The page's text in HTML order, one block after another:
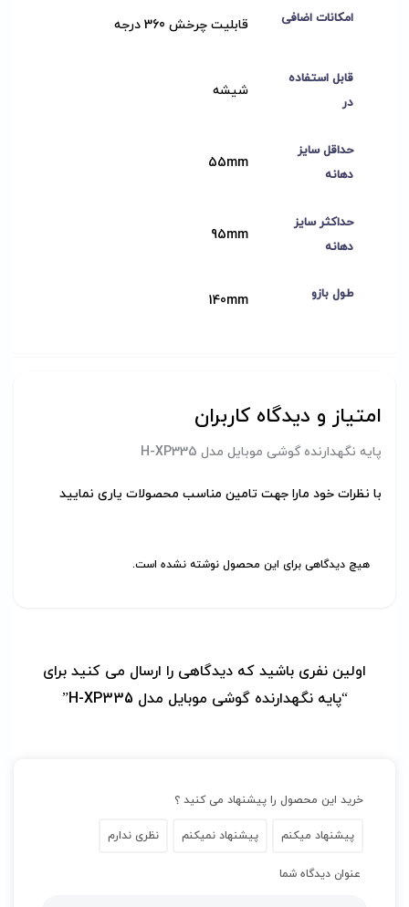
امکانات اضافی قابلیت چرخش 360 درجه
قابل استفاده
در
شیشه
حداقل سایز
دهانه
55mm
حداکثر سایز
دهانه
95mm
طول بازو 140mm
امتیاز و دیدگاه کاربران
پایه نگهدارنده گوشی موبایل مدل H-XP335
با نظرات خود مارا جهت تامین مناسب محصولات یاری نمایید
هیچ دیدگاهی برای این محصول نوشته نشده است.
اولین نفری باشید که دیدگاهی را ارسال می کنید برای
“پایه نگهدارنده گوشی موبایل مدل H-XP335”
خرید این محصول را پیشنهاد می کنید ؟
پیشنهاد میکنم پیشنهاد نمیکنم نظری ندارم
عنوان دیدگاه شما